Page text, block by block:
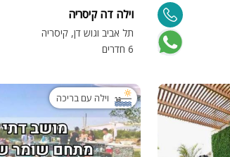
וילה דה קיסריה
תל אביב וגוש דן, קיסריה
6 חדרים
וילה עם בריכה